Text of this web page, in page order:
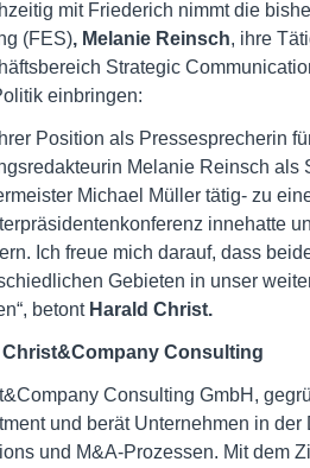
mit Friederich nimmt die
(FES), Melanie Reinsch, ihre
Strategic
einbringen:
Position als Pressesprecherin
Melanie Reinsch als
Michael Müller tätig- zu
innehatte
Ich freue mich darauf, dass
Gebieten in unser
betont Harald Christ.
Christ&Company Consulting
Consulting GmbH,
und berät Unternehmen in
und M&A-Prozessen. Mit dem